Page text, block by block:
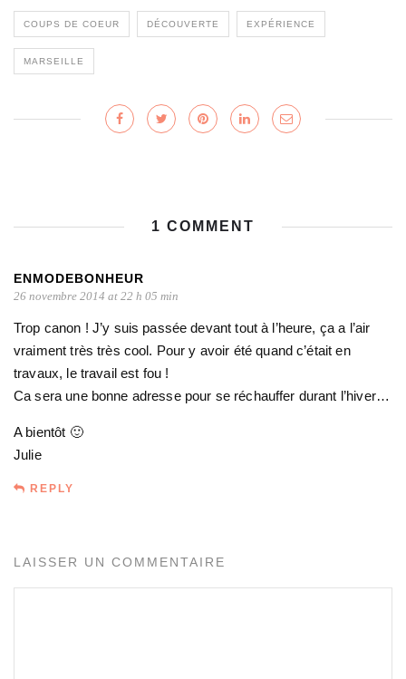
COUPS DE COEUR DÉCOUVERTE EXPÉRIENCE
MARSEILLE
1 COMMENT
ENMODEBONHEUR
26 novembre 2014 at 22 h 05 min
Trop canon ! J’y suis passée devant tout à l’heure, ça a l’air
vraiment très très cool. Pour y avoir été quand c’était en
travaux, le travail est fou !
Ca sera une bonne adresse pour se réchauffer durant l’hiver…
A bientôt 🙂
Julie
REPLY
LAISSER UN COMMENTAIRE